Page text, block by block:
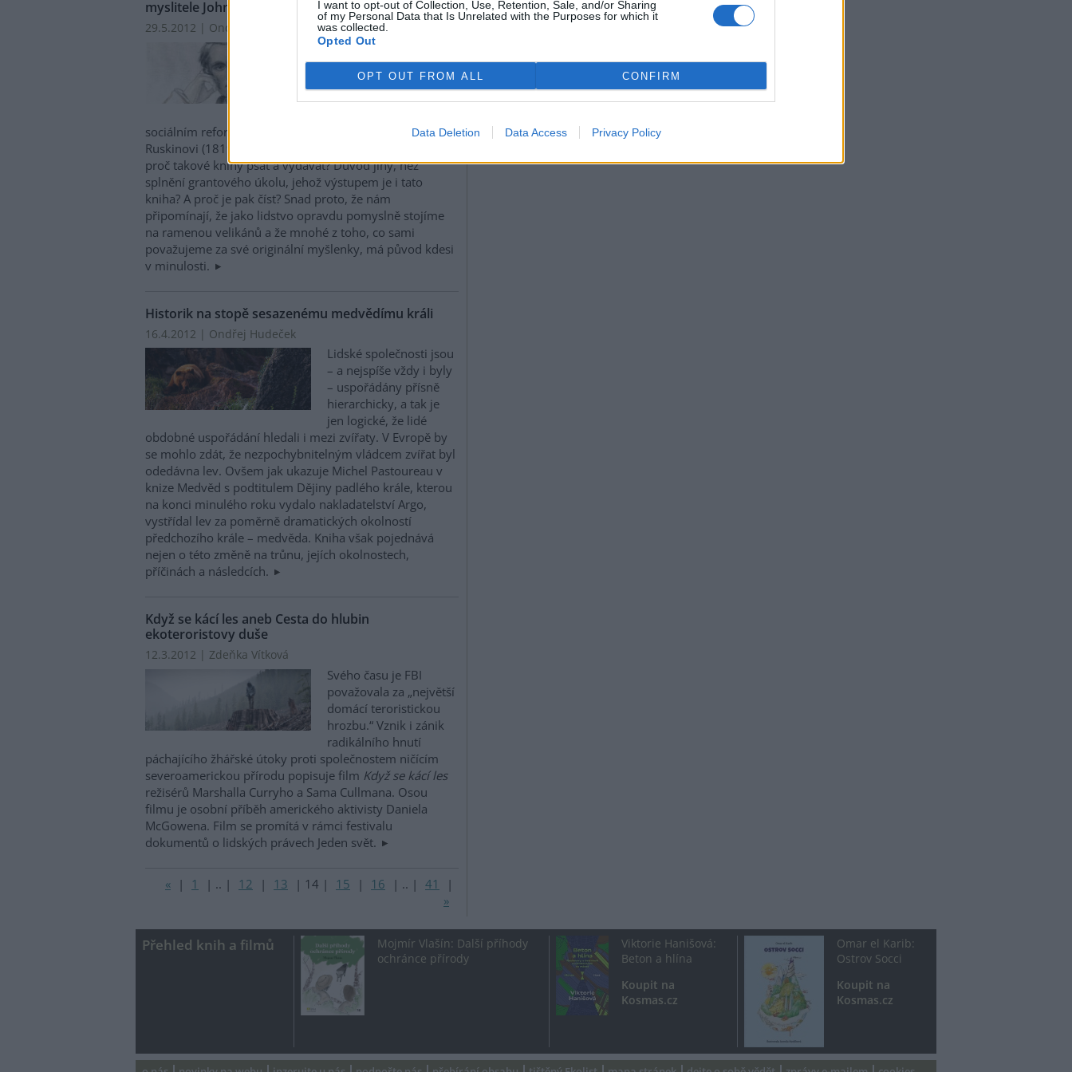
I want to opt-out of Collection, Use, Retention, Sale, and/or Sharing
of my Personal Data that Is Unrelated with the Purposes for which it
was collected.
Opted Out
OPT OUT FROM ALL CONFIRM
Data Deletion Data Access Privacy Policy
myslitele Johna Ruskina
29.5.2012 | Ondřej Hudeček
Koncem loňského roku
vyšla kniha o dnes v
Čechách již téměř
zapomenutém britském
sociálním reformátorovi a milovníkovi přírody Johnu
Ruskinovi (1819–1900). Existuje vůbec nějaký důvod,
proč takové knihy psát a vydávat? Důvod jiný, než
splnění grantového úkolu, jehož výstupem je i tato
kniha? A proč je pak číst? Snad proto, že nám
připomínají, že jako lidstvo opravdu pomyslně stojíme
na ramenou velikánů a že mnohé z toho, co sami
považujeme za své originální myšlenky, má původ kdesi
v minulosti.
Historik na stopě sesazenému medvědímu králi
16.4.2012 | Ondřej Hudeček
Lidské společnosti jsou
– a nejspíše vždy i byly
– uspořádány přísně
hierarchicky, a tak je
jen logické, že lidé
obdobné uspořádání hledali i mezi zvířaty. V Evropě by
se mohlo zdát, že nezpochybnitelným vládcem zvířat byl
odedávna lev. Ovšem jak ukazuje Michel Pastoureau v
knize Medvěd s podtitulem Dějiny padlého krále, kterou
na konci minulého roku vydalo nakladatelství Argo,
vystřídal lev za poměrně dramatických okolností
předchozího krále – medvěda. Kniha však pojednává
nejen o této změně na trůnu, jejích okolnostech,
příčinách a následcích.
Když se kácí les aneb Cesta do hlubin
ekoteroristovy duše
12.3.2012 | Zdeňka Vítková
Svého času je FBI
považovala za „největší
domácí teroristickou
hrozbu.“ Vznik i zánik
radikálního hnutí
páchajícího žhářské útoky proti společnostem ničícím
severoamerickou přírodu popisuje film Když se kácí les
režisérů Marshalla Curryho a Sama Cullmana. Osou
filmu je osobní příběh amerického aktivisty Daniela
McGowena. Film se promítá v rámci festivalu
dokumentů o lidských právech Jeden svět.
« | 1 | .. | 12 | 13 | 14 | 15 | 16 | .. | 41
|
»
Přehled knih a filmů
Mojmír Vlašín: Další příhody
ochránce přírody
Viktorie Hanišová:
Beton a hlína
Koupit na
Kosmas.cz
Omar el Karib:
Ostrov Socci
Koupit na
Kosmas.cz